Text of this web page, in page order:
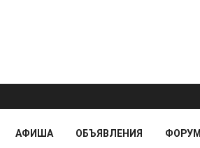
АФИША ОБЪЯВЛЕНИЯ ФОРУМ